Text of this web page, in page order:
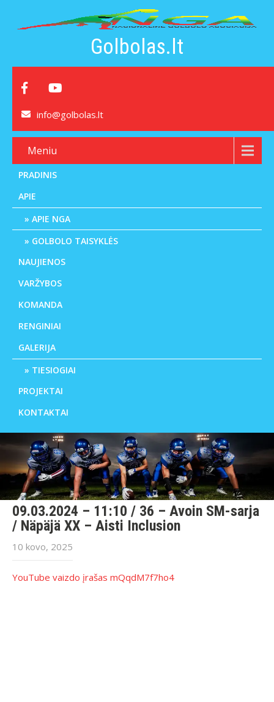
Golbolas.lt
info@golbolas.lt
Meniu
PRADINIS
APIE
APIE NGA
GOLBOLO TAISYKLĖS
NAUJIENOS
VARŽYBOS
KOMANDA
RENGINIAI
GALERIJA
TIESIOGIAI
PROJEKTAI
KONTAKTAI
09.03.2024 – 11:10 / 36 – Avoin SM-sarja
/ Näpäjä XX – Aisti Inclusion
10 kovo, 2025
YouTube vaizdo įrašas mQqdM7f7ho4